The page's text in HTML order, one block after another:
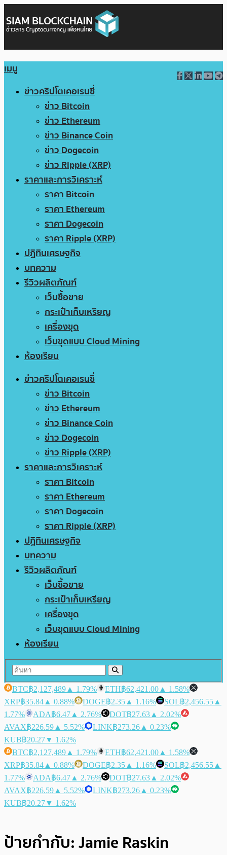
เมนู
ข่าวคริปโตเคอเรนซี่
ข่าว Bitcoin
ข่าว Ethereum
ข่าว Binance Coin
ข่าว Dogecoin
ข่าว Ripple (XRP)
ราคาและการวิเคราะห์
ราคา Bitcoin
ราคา Ethereum
ราคา Dogecoin
ราคา Ripple (XRP)
ปฏิทินเศรษฐกิจ
บทความ
รีวิวผลิตภัณฑ์
เว็บซื้อขาย
กระเป๋าเก็บเหรียญ
เครื่องขุด
เว็บขุดแบบ Cloud Mining
ห้องเรียน
ข่าวคริปโตเคอเรนซี่
ข่าว Bitcoin
ข่าว Ethereum
ข่าว Binance Coin
ข่าว Dogecoin
ข่าว Ripple (XRP)
ราคาและการวิเคราะห์
ราคา Bitcoin
ราคา Ethereum
ราคา Dogecoin
ราคา Ripple (XRP)
ปฏิทินเศรษฐกิจ
บทความ
รีวิวผลิตภัณฑ์
เว็บซื้อขาย
กระเป๋าเก็บเหรียญ
เครื่องขุด
เว็บขุดแบบ Cloud Mining
ห้องเรียน
BTC฿2,127,489 ▲ 1.79% ETH฿62,421.00 ▲ 1.58%
XRP฿35.84 ▲ 0.88% DOGE฿2.35 ▲ 1.16% SOL฿2,456.55 ▲
1.77%
ADA฿6.47 ▲ 2.76% DOT฿27.63 ▲ 2.02%
AVAX฿226.59 ▲ 5.52% LINK฿273.26 ▲ 0.23%
KUB฿20.27▼ 1.62%
BTC฿2,127,489 ▲ 1.79% ETH฿62,421.00 ▲ 1.58%
XRP฿35.84 ▲ 0.88% DOGE฿2.35 ▲ 1.16% SOL฿2,456.55 ▲
1.77%
ADA฿6.47 ▲ 2.76% DOT฿27.63 ▲ 2.02%
AVAX฿226.59 ▲ 5.52% LINK฿273.26 ▲ 0.23%
KUB฿20.27▼ 1.62%
ป้ายกำกับ:Jamie Raskin